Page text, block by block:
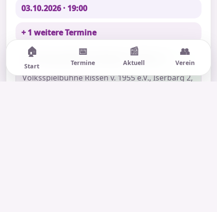
03.10.2026 · 19:00
+ 1 weitere Termine
📍 Volksspielbühne Rissen v. 1955 e.V.
Volksspielbühne Rissen v. 1955 e.V., Iserbarg 2,
🏠
Start
📅
Termine
📰
Aktuell
👥
Verein